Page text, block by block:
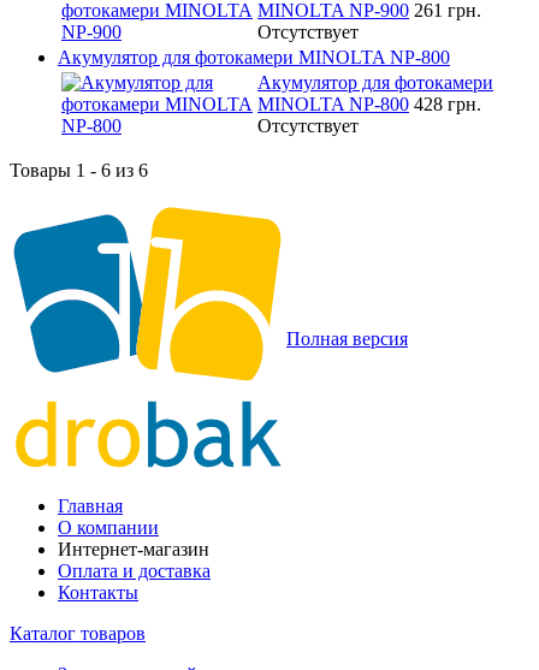
MINOLTA NP-900 261 грн.
Отсутствует
Акумулятор для фотокамери MINOLTA NP-800
Акумулятор для фотокамери
MINOLTA NP-800 428 грн.
Отсутствует
Товары 1 - 6 из 6
Полная версия
Главная
О компании
Интернет-магазин
Оплата и доставка
Контакты
Каталог товаров